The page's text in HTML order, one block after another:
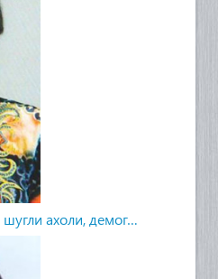
ахоли, демог…